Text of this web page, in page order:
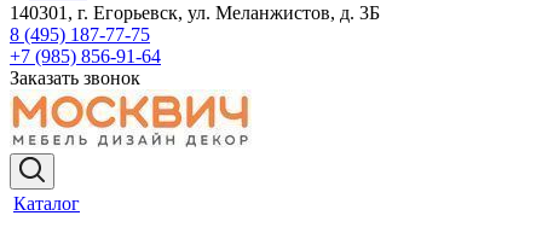
140301, г. Егорьевск, ул. Меланжистов, д. 3Б
8 (495) 187-77-75
+7 (985) 856-91-64
Заказать звонок
Каталог